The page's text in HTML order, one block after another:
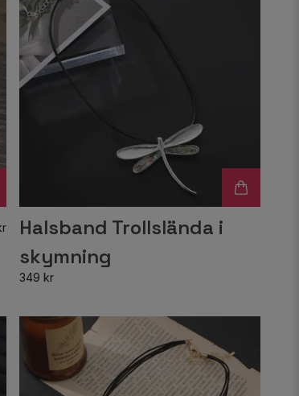
Halsband Trollslända i
skymning
349 kr